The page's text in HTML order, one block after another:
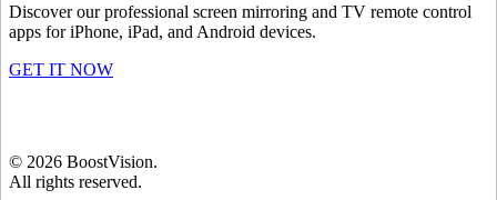
Discover our professional screen mirroring and TV remote control
apps for iPhone, iPad, and Android devices.
GET IT NOW
© 2026 BoostVision.
All rights reserved.